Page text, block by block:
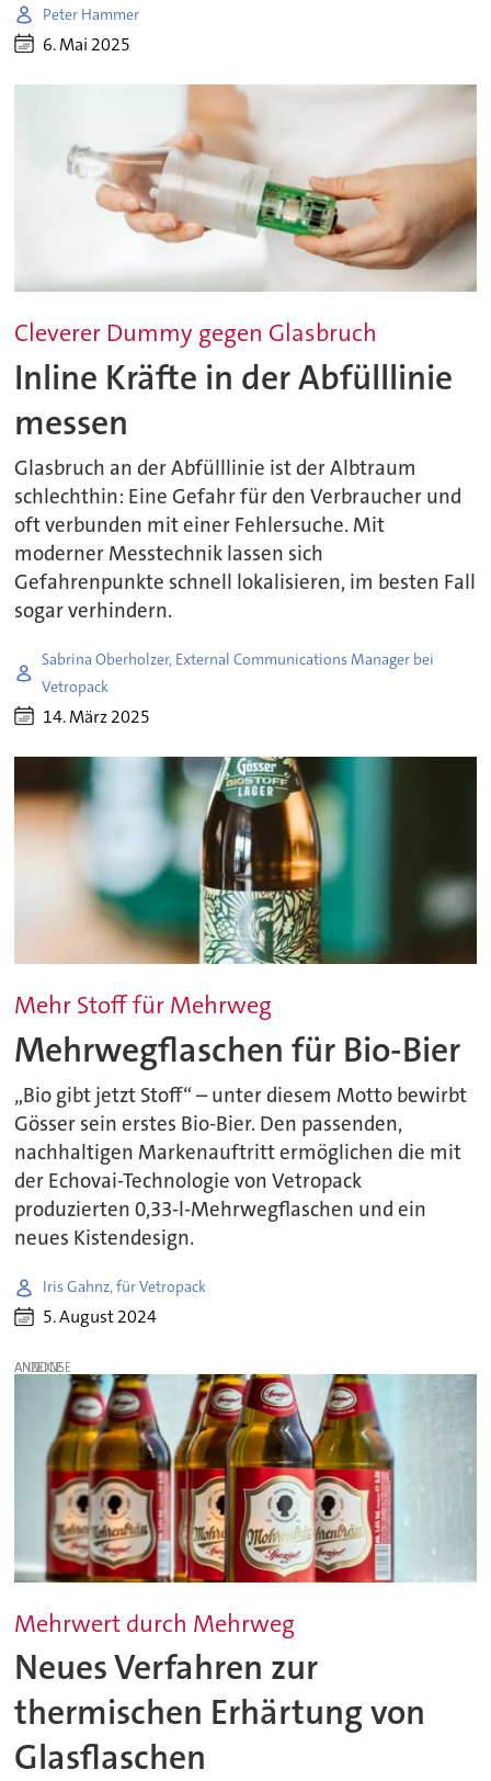
Peter Hammer
6. Mai 2025
Cleverer Dummy gegen Glasbruch
Inline Kräfte in der Abfülllinie
messen
Glasbruch an der Abfülllinie ist der Albtraum
schlechthin: Eine Gefahr für den Verbraucher und
oft verbunden mit einer Fehlersuche. Mit
moderner Messtechnik lassen sich
Gefahrenpunkte schnell lokalisieren, im besten Fall
sogar verhindern.
Sabrina Oberholzer, External Communications Manager bei
Vetropack
14. März 2025
Mehr Stoff für Mehrweg
Mehrwegflaschen für Bio-Bier
„Bio gibt jetzt Stoff“ – unter diesem Motto bewirbt
Gösser sein erstes Bio-Bier. Den passenden,
nachhaltigen Markenauftritt ermöglichen die mit
der Echovai-Technologie von Vetropack
produzierten 0,33-l-Mehrwegflaschen und ein
neues Kistendesign.
Iris Gahnz, für Vetropack
5. August 2024
ANZEIGE
Mehrwert durch Mehrweg
Neues Verfahren zur
thermischen Erhärtung von
Glasflaschen